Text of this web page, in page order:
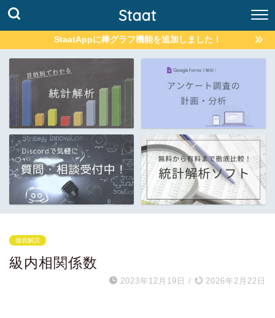
Staat
StaatAppに棒グラフ機能を追加しました！
徹底解説
級内相関係数
2023年12月19日 / 2026年2月22日